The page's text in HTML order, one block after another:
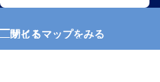
サイトマップをみる
閉じる